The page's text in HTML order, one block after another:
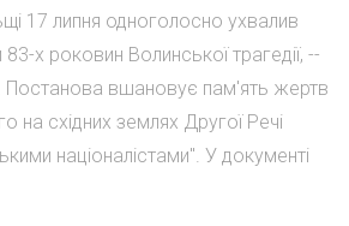
17 липня одноголосно ухвалив
х роковин Волинської трагедії, --
Постанова вшановує пам'ять жертв
на східних землях Другої Речі
націоналістами". У документі